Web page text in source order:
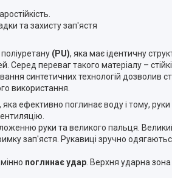
та захисту зап'ястя
(PU), яка має ідентичну
Серед переваг такого матеріалу –
синтетичних технологій
використання.
, яка ефективно поглинає воду і тому, руки
руки та великого пальця.
зап'ястя. Рукавиці зручно
поглинає удар . Верхня ударна